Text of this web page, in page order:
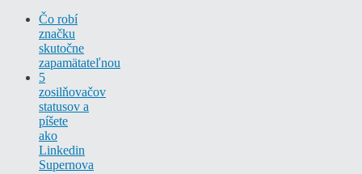
Čo robí
značku
skutočne
zapamätateľnou
5
zosilňovačov
statusov a
píšete
ako
Linkedin
Supernova